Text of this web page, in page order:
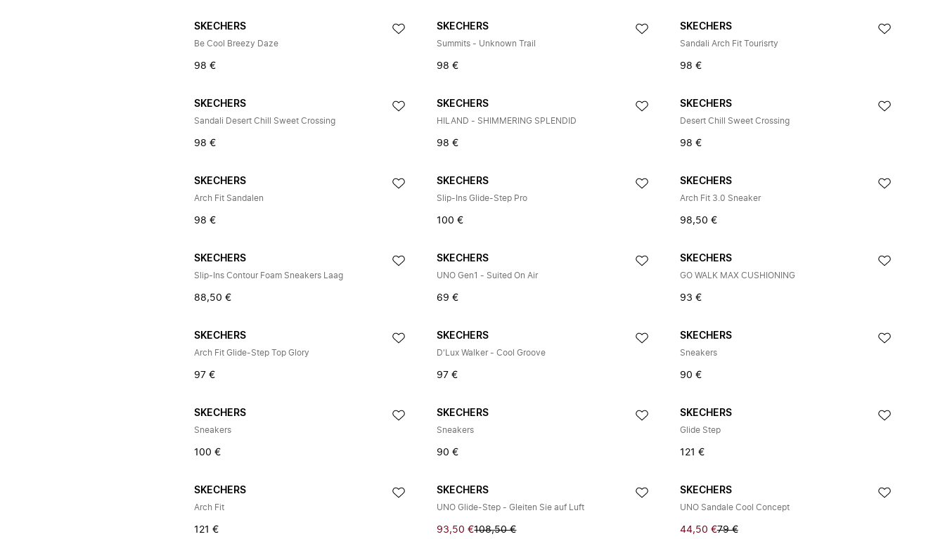
SKECHERS
Be Cool Breezy Daze
98 €
SKECHERS
Summits - Unknown Trail
98 €
SKECHERS
Sandali Arch Fit Tourisrty
98 €
SKECHERS
Sandali Desert Chill Sweet Crossing
98 €
SKECHERS
HILAND - SHIMMERING SPLENDID
98 €
SKECHERS
Desert Chill Sweet Crossing
98 €
SKECHERS
Arch Fit Sandalen
98 €
SKECHERS
Slip-Ins Glide-Step Pro
100 €
SKECHERS
Arch Fit 3.0 Sneaker
98,50 €
SKECHERS
Slip-Ins Contour Foam Sneakers Laag
88,50 €
SKECHERS
UNO Gen1 - Suited On Air
69 €
SKECHERS
GO WALK MAX CUSHIONING
93 €
SKECHERS
Arch Fit Glide-Step Top Glory
97 €
SKECHERS
D'Lux Walker - Cool Groove
97 €
SKECHERS
Sneakers
90 €
SKECHERS
Sneakers
100 €
SKECHERS
Sneakers
90 €
SKECHERS
Glide Step
121 €
SKECHERS
Arch Fit
121 €
SKECHERS
UNO Glide-Step - Gleiten Sie auf Luft
93,50 €108,50 €
SKECHERS
UNO Sandale Cool Concept
44,50 €79 €